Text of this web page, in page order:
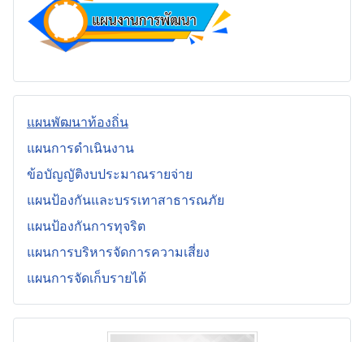
แผนพัฒนาท้องถิ่น
แผนการดำเนินงาน
ข้อบัญญัติงบประมาณรายจ่าย
แผนป้องกันและบรรเทาสาธารณภัย
แผนป้องกันการทุจริต
แผนการบริหารจัดการความเสี่ยง
แผนการจัดเก็บรายได้